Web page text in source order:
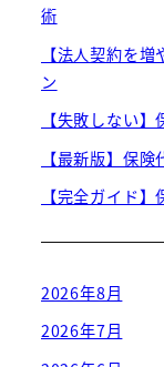
術
【法人契約を
ン
【失敗しない
【最新版】保
【完全ガイド
2026年8月
2026年7月